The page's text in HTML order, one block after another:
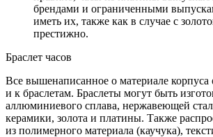
брендами и ограниченными
иметь их, также как в случае с
престижно.
Браслет часов
Все вышенаписанное о материале корпуса
и к браслетам. Браслеты могут быть
аллюминиевого сплава, нержавеющей
керамики, золота и платины. Также
из полимерного материала (каучука),